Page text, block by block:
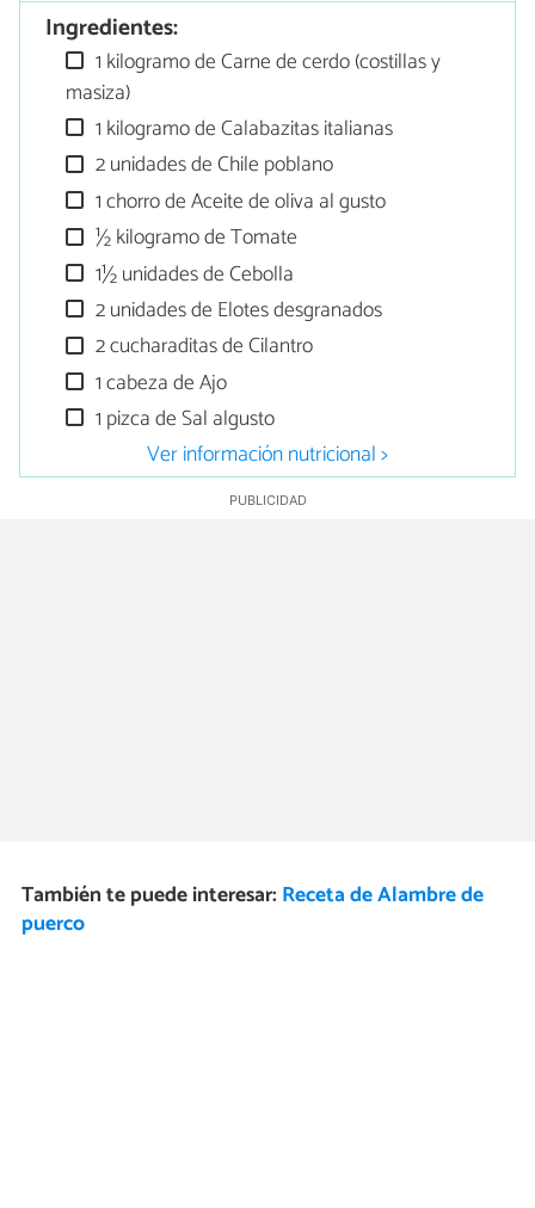
Ingredientes:
1 kilogramo de Carne de cerdo (costillas y
masiza)
1 kilogramo de Calabazitas italianas
2 unidades de Chile poblano
1 chorro de Aceite de oliva al gusto
½ kilogramo de Tomate
1½ unidades de Cebolla
2 unidades de Elotes desgranados
2 cucharaditas de Cilantro
1 cabeza de Ajo
1 pizca de Sal algusto
Ver información nutricional >
También te puede interesar: Receta de Alambre de
puerco